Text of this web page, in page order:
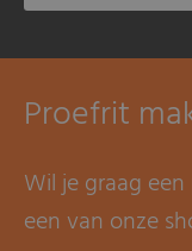
Proefrit
Wil je graag
een van onze